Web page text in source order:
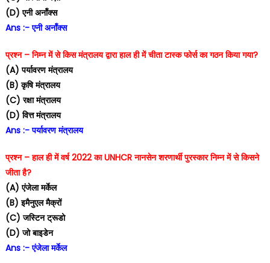
(D) एनी अर्नॉक्स
Ans :- एनी अर्नॉक्स
प्रश्न – निम्न में से किस मंत्रालय द्वारा हाल ही में चीता टास्क फोर्स का गठन किया गया?
(A) पर्यावरण मंत्रालय
(B) कृषि मंत्रालय
(C) रक्षा मंत्रालय
(D) वित्त मंत्रालय
Ans :- पर्यावरण मंत्रालय
प्रश्न – हाल ही में वर्ष 2022 का UNHCR नानसेन शरणार्थी पुरस्कार निम्न में से किसने
जीता है?
(A) एंजेला मर्केल
(B) इमैनुएल मैक्रों
(C) जस्टिन ट्रूडो
(D) जो बाइडेन
Ans :- एंजेला मर्केल